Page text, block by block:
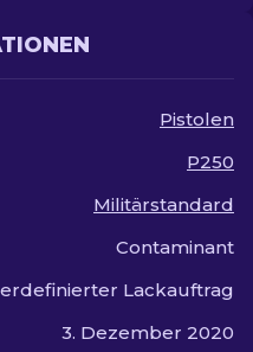
Pistolen
P250
Militärstandard
Contaminant
Lackauftrag
3. Dezember 2020